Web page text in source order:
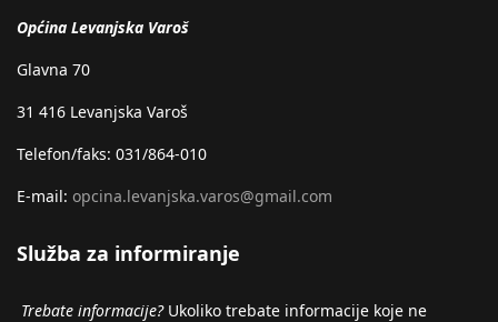
Općina Levanjska Varoš
Glavna 70
31 416 Levanjska Varoš
Telefon/faks: 031/864-010
E-mail: opcina.levanjska.varos@gmail.com
Služba za informiranje
Trebate informacije?Ukoliko trebate informacije koje ne